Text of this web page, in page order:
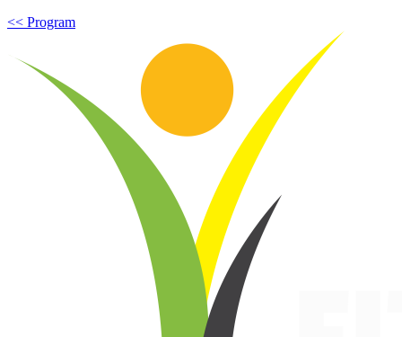
<< Program